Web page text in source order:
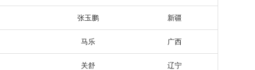
张玉鹏 新疆
马乐 广西
关舒 辽宁